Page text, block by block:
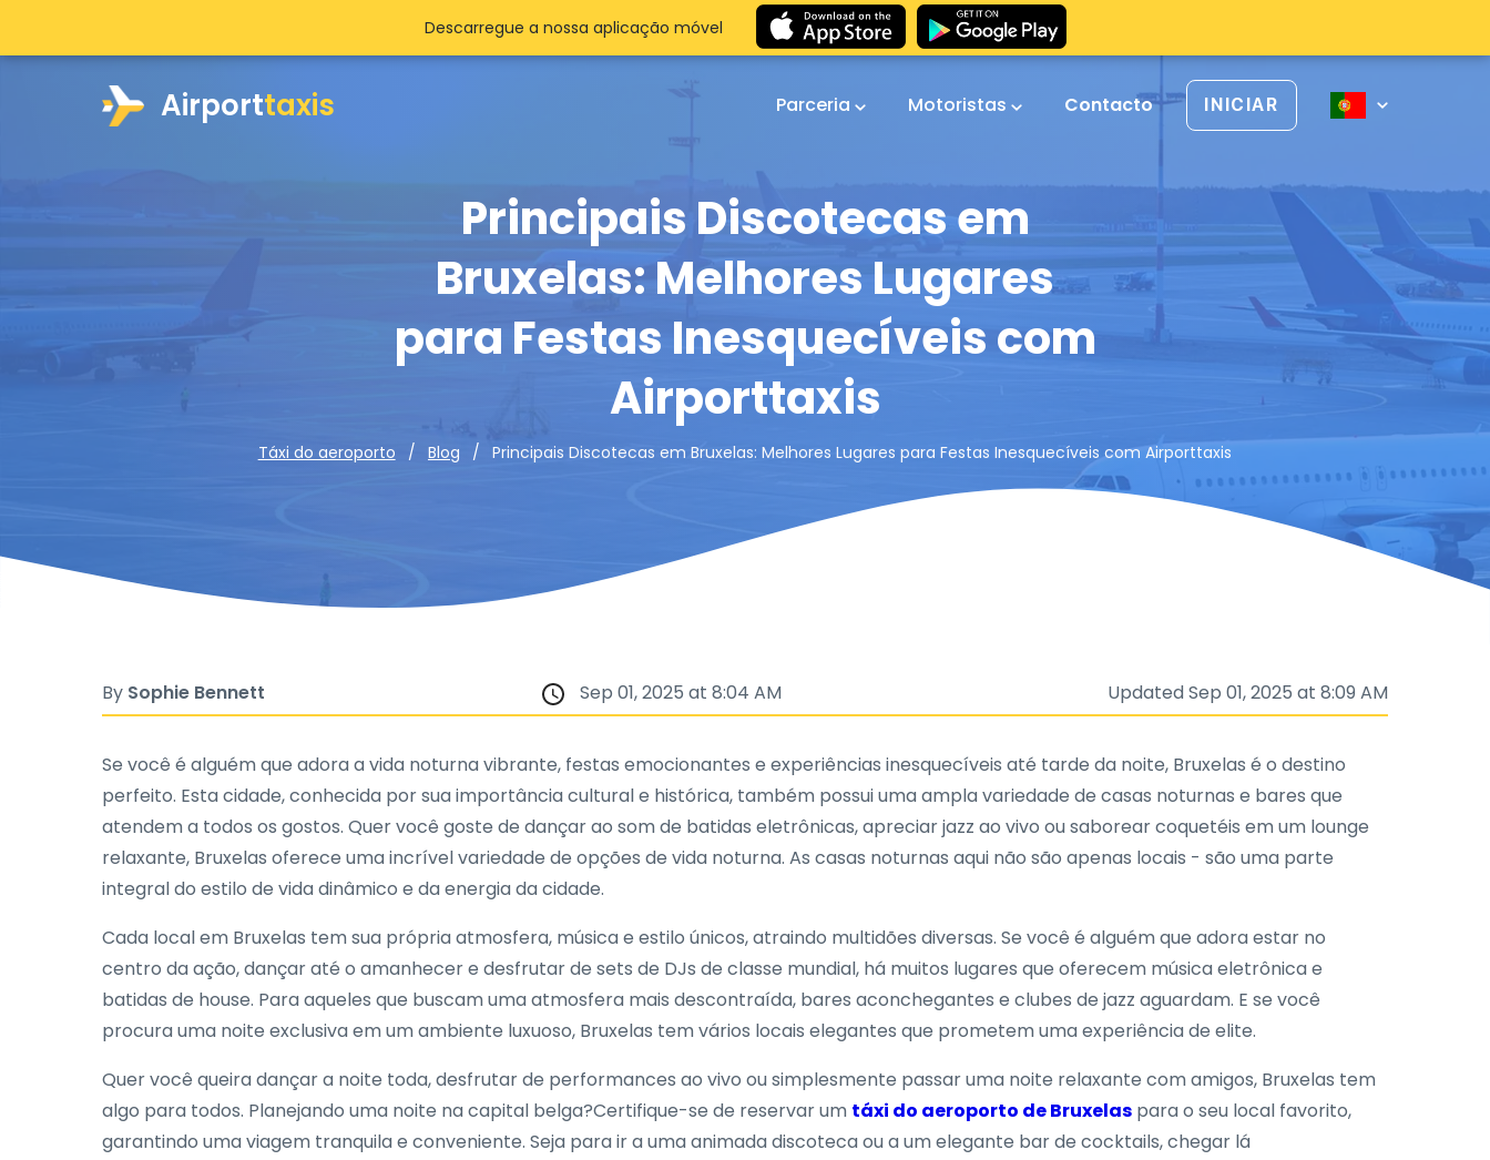
Airporttaxis Parceria Motoristas Contacto INICIAR
Principais Discotecas em
Bruxelas: Melhores Lugares
para Festas Inesquecíveis com
Airporttaxis
Táxi do aeroporto Blog Principais Discotecas em Bruxelas: Melhores Lugares para Festas Inesquecíveis com Airporttaxis
Descarregue a nossa aplicação móvel
By Sophie Bennett Sep 01, 2025 at 8:04 AM Updated Sep 01, 2025 at 8:09 AM
Se você é alguém que adora a vida noturna vibrante, festas emocionantes e experiências inesquecíveis até tarde da noite, Bruxelas é o destino
perfeito. Esta cidade, conhecida por sua importância cultural e histórica, também possui uma ampla variedade de casas noturnas e bares que
atendem a todos os gostos. Quer você goste de dançar ao som de batidas eletrônicas, apreciar jazz ao vivo ou saborear coquetéis em um lounge
relaxante, Bruxelas oferece uma incrível variedade de opções de vida noturna. As casas noturnas aqui não são apenas locais - são uma parte
integral do estilo de vida dinâmico e da energia da cidade.
Cada local em Bruxelas tem sua própria atmosfera, música e estilo únicos, atraindo multidões diversas. Se você é alguém que adora estar no
centro da ação, dançar até o amanhecer e desfrutar de sets de DJs de classe mundial, há muitos lugares que oferecem música eletrônica e
batidas de house. Para aqueles que buscam uma atmosfera mais descontraída, bares aconchegantes e clubes de jazz aguardam. E se você
procura uma noite exclusiva em um ambiente luxuoso, Bruxelas tem vários locais elegantes que prometem uma experiência de elite.
Quer você queira dançar a noite toda, desfrutar de performances ao vivo ou simplesmente passar uma noite relaxante com amigos, Bruxelas tem
algo para todos. Planejando uma noite na capital belga?Certifique-se de reservar um táxi do aeroporto de Bruxelas para o seu local favorito,
garantindo uma viagem tranquila e conveniente. Seja para ir a uma animada discoteca ou a um elegante bar de cocktails, chegar lá